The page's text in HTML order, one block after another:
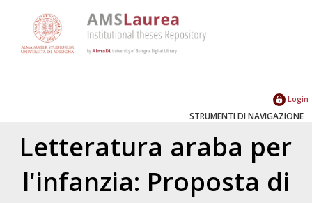
Login
STRUMENTI DI NAVIGAZIONE
Letteratura araba per
l'infanzia: Proposta di